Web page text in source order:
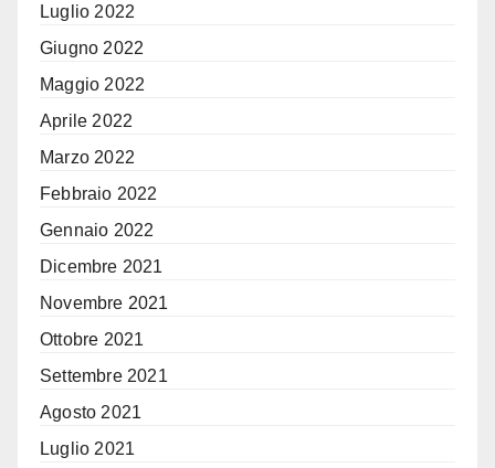
Luglio 2022
Giugno 2022
Maggio 2022
Aprile 2022
Marzo 2022
Febbraio 2022
Gennaio 2022
Dicembre 2021
Novembre 2021
Ottobre 2021
Settembre 2021
Agosto 2021
Luglio 2021